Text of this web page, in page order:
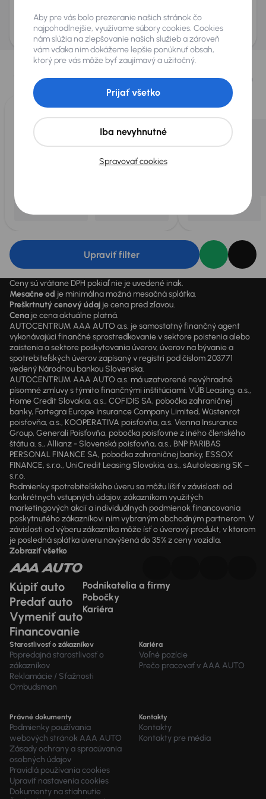
AURES Holdings a.s., so sídlom Dopravákov 874/15, Čimice, 184 00 Praha 8 bude
uchovávať a spracovávať vaše osobné údaje v súlade so zásadami ochrany a
spracovania osobných údajov.
Vybrali sme pre vás
Vyberáme pre vás tienajlepšie vozidláz našej ponuky. Každý deň
pre vás vykúpimeaž 400 vozidiel
Upraviť filter
Ceny sú vrátane DPH pokiaľ nie je uvedené inak.
Mesačne od je minimálna možná mesačná splátka.
Preškrtnutý cenový údaj je cena pred zľavou.
Cena je cena aktuálne platná.
AUTOCENTRUM AAA AUTO a.s. je samostatný finančný agent
vykonávajúci finančné sprostredkovanie v sektore poistenia alebo
zaistenia a sektore poskytovania úverov, úverov na bývanie a
spotrebiteľských úverov zapísaný v registri pod číslom 203771
vedený Národnou bankou Slovenska.
AUTOCENTRUM AAA AUTO a.s. má uzatvorené nevýhradné
písomné zmluvy s týmito finančnými inštitúciami: VÚB Leasing, a.s.,
Home Credit Slovakia, a.s., COFIDIS SA, pobočka zahraničnej
banky, Fortegra Europe Insurance Company Limited, Wüstenrot
poisťovňa, a.s., KOOPERATIVA poisťovňa, a.s. Vienna Insurance
Group, Generali Poisťovňa, pobočka poisťovne z iného členského
štátu a. s., Allianz - Slovenská poisťovňa, a.s., BNP PARIBAS
PERSONAL FINANCE SA, pobočka zahraničnej banky, ESSOX
FINANCE, s.r.o., UniCredit Leasing Slovakia, a.s., sAutoleasing SK –
s.r.o.
Podmienky spotrebiteľského úveru sa môžu líšiť v závislosti od
konkrétnych vstupných údajov, zákazníkom využitých
marketingových akcií a individuálnych podmienok financovania
poskytnutého zákazníkovi ním vybraným obchodným partnerom. V
závislosti od výberu zákazníka môže ísť o úverový produkt, v ktorom
je posledná splátka úveru navýšená do 35% z ceny vozidla.
Zobraziť všetko
Kúpiť auto
Predať auto
Vymeniť auto
Financovanie
Podnikatelia a firmy
Pobočky
Kariéra
Starostlivosť o zákazníkov
Popredajná starostlivosť o
zákazníkov
Reklamácie / Sťažnosti
Ombudsman
Kariéra
Voľné pozície
Prečo pracovať v AAA AUTO
Právné dokumenty
Podmienky používania
webových stránok AAA AUTO
Zásady ochrany a spracúvania
osobných údajov
Pravidlá používania cookies
Upraviť nastavenia cookies
Dokumenty na stiahnutie
Kontakty
Kontakty
Kontakty pre média
Aby pre vás bolo prezeranie našich stránok čo
najpohodlnejšie, využívame súbory cookies. Cookies
nám slúžia na zlepšovanie našich služieb a zároveň
vám vďaka nim dokážeme lepšie ponúknuť obsah,
ktorý pre vás môže byť zaujímavý a užitočný.
Spravovať cookies
Iba nevyhnutné
Prijať všetko